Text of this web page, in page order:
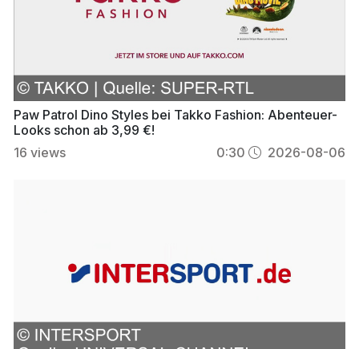
Paw Patrol Dino Styles bei Takko Fashion: Abenteuer-
Looks schon ab 3,99 €!
16 views 0:30 2026-08-06